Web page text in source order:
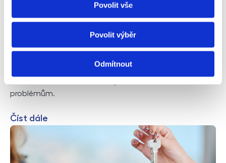
Povolit vše
Povolit výběr
Odmítnout
Koupě nemovitosti představuje významné finanční
rozhodnutí, které vyžaduje pečlivé zvážení. Inspekce
nemovitosti před samotnou koupí je klíčovým krokem,
který by neměl být opomenut. Pomáhá odhalit
rizika. Odborná inspekce vám umožní činit
problémům.
Číst dále